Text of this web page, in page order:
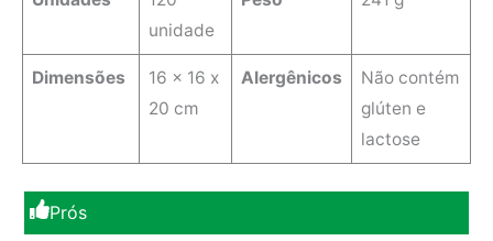
unidade
Dimensões
‎16 x 16 x
20 cm
Alergênicos
‎Não contém
glúten e
lactose
Prós